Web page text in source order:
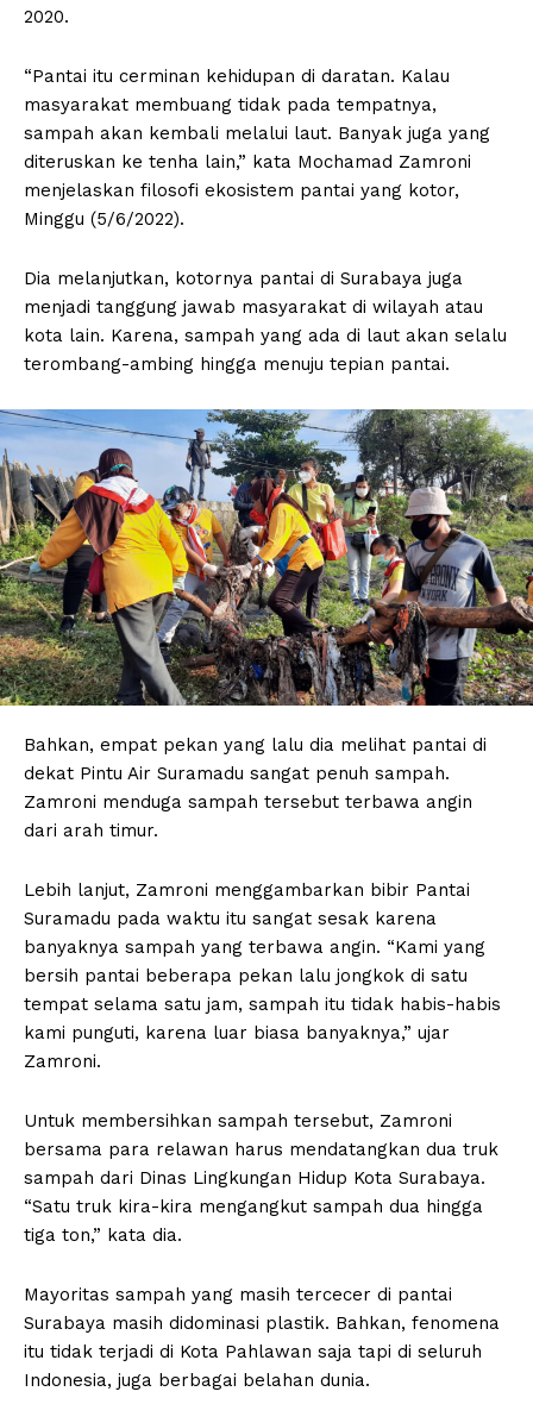
2020.
“Pantai itu cerminan kehidupan di daratan. Kalau
masyarakat membuang tidak pada tempatnya,
sampah akan kembali melalui laut. Banyak juga yang
diteruskan ke tenha lain,” kata Mochamad Zamroni
menjelaskan filosofi ekosistem pantai yang kotor,
Minggu (5/6/2022).
Dia melanjutkan, kotornya pantai di Surabaya juga
menjadi tanggung jawab masyarakat di wilayah atau
kota lain. Karena, sampah yang ada di laut akan selalu
terombang-ambing hingga menuju tepian pantai.
Bahkan, empat pekan yang lalu dia melihat pantai di
dekat Pintu Air Suramadu sangat penuh sampah.
Zamroni menduga sampah tersebut terbawa angin
dari arah timur.
Lebih lanjut, Zamroni menggambarkan bibir Pantai
Suramadu pada waktu itu sangat sesak karena
banyaknya sampah yang terbawa angin. “Kami yang
bersih pantai beberapa pekan lalu jongkok di satu
tempat selama satu jam, sampah itu tidak habis-habis
kami punguti, karena luar biasa banyaknya,” ujar
Zamroni.
Untuk membersihkan sampah tersebut, Zamroni
bersama para relawan harus mendatangkan dua truk
sampah dari Dinas Lingkungan Hidup Kota Surabaya.
“Satu truk kira-kira mengangkut sampah dua hingga
tiga ton,” kata dia.
Mayoritas sampah yang masih tercecer di pantai
Surabaya masih didominasi plastik. Bahkan, fenomena
itu tidak terjadi di Kota Pahlawan saja tapi di seluruh
Indonesia, juga berbagai belahan dunia.